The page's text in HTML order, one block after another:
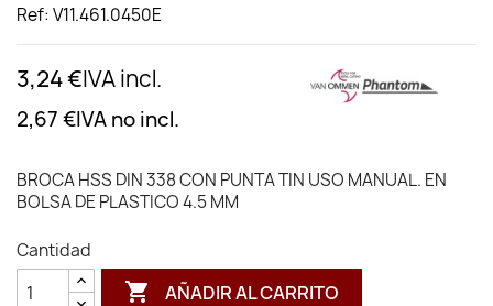
Ref: V11.461.0450E
3,24 €IVA incl.
2,67 €IVA no incl.
BROCA HSS DIN 338 CON PUNTA TIN USO MANUAL. EN
BOLSA DE PLASTICO 4.5 MM
Cantidad
 AÑADIR AL CARRITO